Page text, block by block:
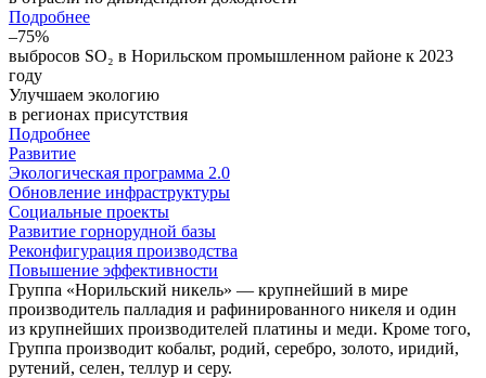
Подробнее
–75%
выбросов SO₂ в Норильском промышленном районе к 2023
году
Улучшаем экологию
в регионах присутствия
Подробнее
Развитие
Экологическая программа 2.0
Обновление инфраструктуры
Социальные проекты
Развитие горнорудной базы
Реконфигурация производства
Повышение эффективности
Группа «Норильский никель» — крупнейший в мире
производитель палладия и рафинированного никеля и один
из крупнейших производителей платины и меди. Кроме того,
Группа производит кобальт, родий, серебро, золото, иридий,
рутений, селен, теллур и серу.